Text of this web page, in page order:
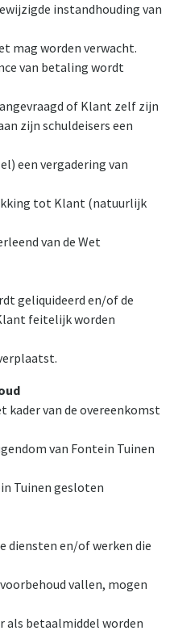
instandhouding van
mag worden verwacht.
van betaling wordt
of Klant zelf zijn
zijn schuldeisers een
een vergadering van
tot Klant (natuurlijk
van de Wet
geliquideerd en/of de
feitelijk worden
kader van de overeenkomst
van Fontein Tuinen
Tuinen gesloten
diensten en/of werken die
vallen, mogen
als betaalmiddel worden